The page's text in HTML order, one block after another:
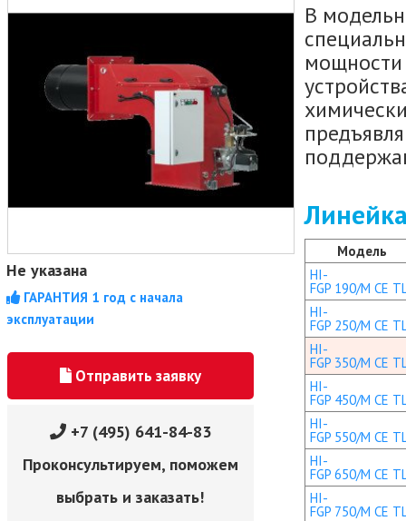
Не указана
ГАРАНТИЯ 1 год с начала
эксплуатации
Отправить заявку
+7 (495) 641-84-83
Проконсультируем, поможем
выбрать и заказать!
В
Модель
HI-
FGP 190/M CE
HI-
FGP 250/M CE
HI-
FGP 350/M CE
HI-
FGP 450/M CE
HI-
FGP 550/M CE
HI-
FGP 650/M CE
HI-
FGP 750/M CE